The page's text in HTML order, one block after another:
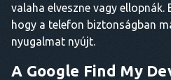
valaha elveszne vagy ellopnák.
hogy a telefon biztonságban
nyugalmat nyújt.
A Google Find My